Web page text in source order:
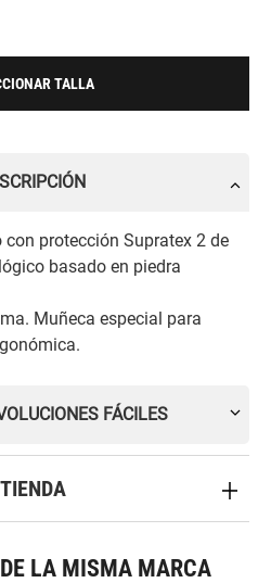
TALLA
con protección Supratex 2 de
basado en piedra
Muñeca especial para
FÁCILES
LA MISMA MARCA